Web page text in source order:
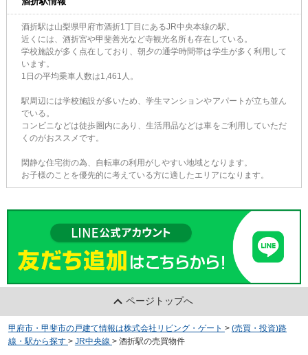
酒折駅は山梨県甲府市酒折1丁目にあるJR中央本線の駅。
近くには、酒折宮や甲斐善光など寺観光名所も存在している。
学校施設が多く点在しており、朝夕の通学時間帯は学生が多く利用して
います。
1日の平均乗車人数は1,461人。
駅周辺には学校施設が多いため、学生マンションやアパートが立ち並ん
でいる。
コンビニなどは徒歩圏内にあり、生活用品などは車をご利用していただ
くのがおススメです。
閑静な住宅街の為、自転車の利用がしやすい地域となります。
お子様のことを優先的に考えている方に適したエリアになります。
ページトップへ
甲府市・甲斐市の戸建て情報は株式会社リビング・ゲート > (売買・投資)路
線・駅から探す > JR中央線 > 酒折駅の売買物件